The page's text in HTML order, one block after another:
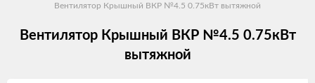
Вентилятор Крышный ВКР №4.5 0.75кВт вытяжной
Вентилятор Крышный ВКР №4.5 0.75кВт
вытяжной